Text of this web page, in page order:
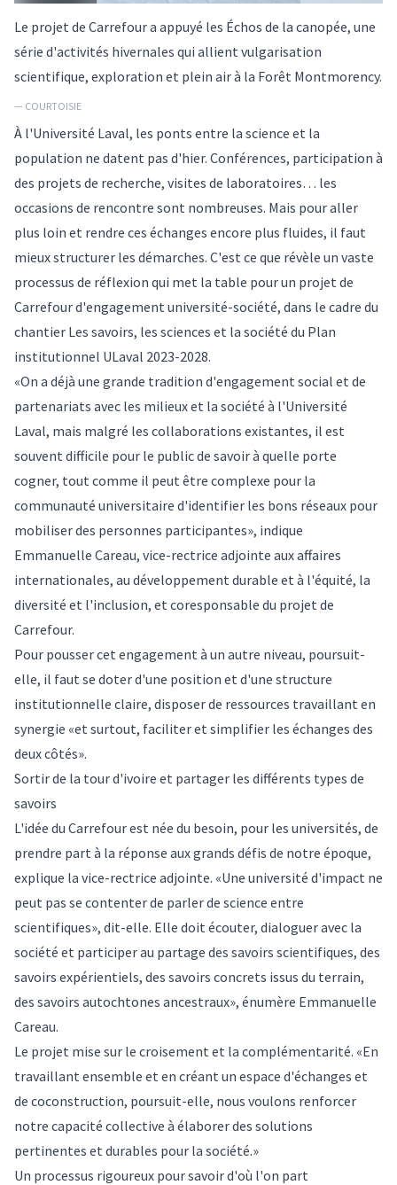
Le projet de Carrefour a appuyé les Échos de la canopée, une
série d'activités hivernales qui allient vulgarisation
scientifique, exploration et plein air à la Forêt Montmorency.
— COURTOISIE
À l'Université Laval, les ponts entre la science et la
population ne datent pas d'hier. Conférences, participation à
des projets de recherche, visites de laboratoires… les
occasions de rencontre sont nombreuses. Mais pour aller
plus loin et rendre ces échanges encore plus fluides, il faut
mieux structurer les démarches. C'est ce que révèle un vaste
processus de réflexion qui met la table pour un projet de
Carrefour d'engagement université-société, dans le cadre du
chantier Les savoirs, les sciences et la société du Plan
institutionnel ULaval 2023-2028.
«On a déjà une grande tradition d'engagement social et de
partenariats avec les milieux et la société à l'Université
Laval, mais malgré les collaborations existantes, il est
souvent difficile pour le public de savoir à quelle porte
cogner, tout comme il peut être complexe pour la
communauté universitaire d'identifier les bons réseaux pour
mobiliser des personnes participantes», indique
Emmanuelle Careau, vice-rectrice adjointe aux affaires
internationales, au développement durable et à l'équité, la
diversité et l'inclusion, et coresponsable du projet de
Carrefour.
Pour pousser cet engagement à un autre niveau, poursuit-
elle, il faut se doter d'une position et d'une structure
institutionnelle claire, disposer de ressources travaillant en
synergie «et surtout, faciliter et simplifier les échanges des
deux côtés».
Sortir de la tour d'ivoire et partager les différents types de
savoirs
L'idée du Carrefour est née du besoin, pour les universités, de
prendre part à la réponse aux grands défis de notre époque,
explique la vice-rectrice adjointe. «Une université d'impact ne
peut pas se contenter de parler de science entre
scientifiques», dit-elle. Elle doit écouter, dialoguer avec la
société et participer au partage des savoirs scientifiques, des
savoirs expérientiels, des savoirs concrets issus du terrain,
des savoirs autochtones ancestraux», énumère Emmanuelle
Careau.
Le projet mise sur le croisement et la complémentarité. «En
travaillant ensemble et en créant un espace d'échanges et
de coconstruction, poursuit-elle, nous voulons renforcer
notre capacité collective à élaborer des solutions
pertinentes et durables pour la société.»
Un processus rigoureux pour savoir d'où l'on part